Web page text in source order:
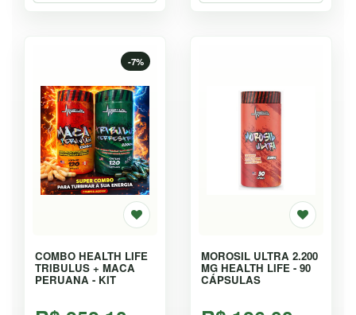
-7%
COMBO HEALTH LIFE
TRIBULUS + MACA
PERUANA - KIT
MOROSIL ULTRA 2.200
MG HEALTH LIFE - 90
CÁPSULAS